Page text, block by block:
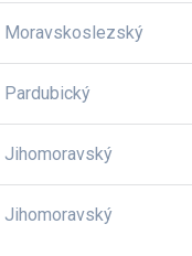
Moravskoslezský
Pardubický
Jihomoravský
Jihomoravský